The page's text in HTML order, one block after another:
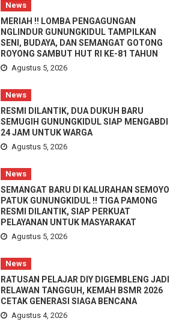
News
MERIAH !! LOMBA PENGAGUNGAN
NGLINDUR GUNUNGKIDUL TAMPILKAN
SENI, BUDAYA, DAN SEMANGAT GOTONG
ROYONG SAMBUT HUT RI KE-81 TAHUN
Agustus 5, 2026
News
RESMI DILANTIK, DUA DUKUH BARU
SEMUGIH GUNUNGKIDUL SIAP MENGABDI
24 JAM UNTUK WARGA
Agustus 5, 2026
News
SEMANGAT BARU DI KALURAHAN SEMOYO
PATUK GUNUNGKIDUL !! TIGA PAMONG
RESMI DILANTIK, SIAP PERKUAT
PELAYANAN UNTUK MASYARAKAT
Agustus 5, 2026
News
RATUSAN PELAJAR DIY DIGEMBLENG JADI
RELAWAN TANGGUH, KEMAH BSMR 2026
CETAK GENERASI SIAGA BENCANA
Agustus 4, 2026